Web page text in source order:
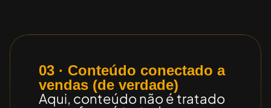
03 · Conteúdo conectado a
vendas (de verdade)
Aqui, conteúdo não é tratado